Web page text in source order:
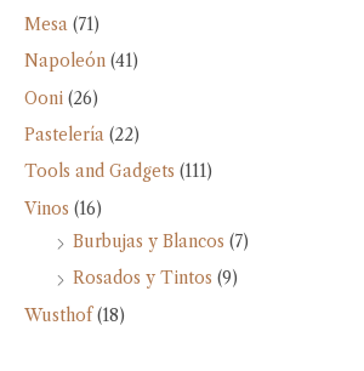
Mesa (71)
Napoleón (41)
Ooni (26)
Pastelería (22)
Tools and Gadgets (111)
Vinos (16)
Burbujas y Blancos (7)
Rosados y Tintos (9)
Wusthof (18)